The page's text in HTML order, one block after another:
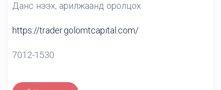
Данс нээх, арилжаанд оролцох:
https://trader.golomtcapital.com/
7012-1530